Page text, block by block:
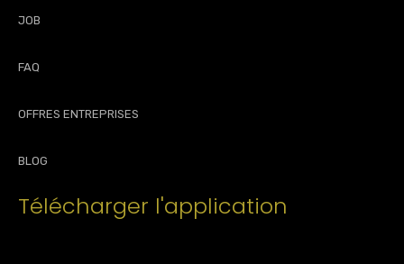
JOB
FAQ
OFFRES ENTREPRISES
BLOG
Télécharger l'application